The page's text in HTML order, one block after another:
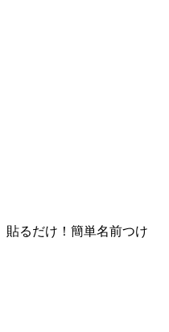
貼るだけ！簡単名前つけ